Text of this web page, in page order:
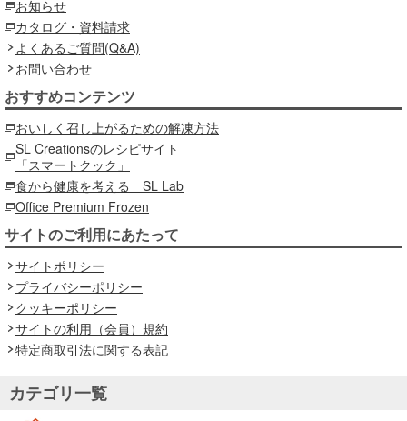
お知らせ
カタログ・資料請求
よくあるご質問(Q&A)
お問い合わせ
おすすめコンテンツ
おいしく召し上がるための解凍方法
SL Creationsのレシピサイト
「スマートクック」
食から健康を考える SL Lab
Office Premium Frozen
サイトのご利用にあたって
サイトポリシー
プライバシーポリシー
クッキーポリシー
サイトの利用（会員）規約
特定商取引法に関する表記
カテゴリ一覧